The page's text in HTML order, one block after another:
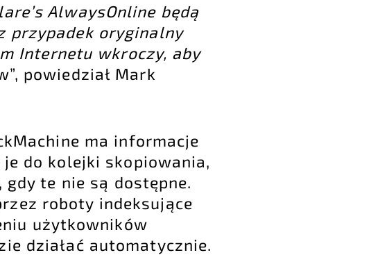
AlwaysOnline będą
przypadek oryginalny
Internetu wkroczy, aby
powiedział Mark
ma informacje
do kolejki skopiowania,
te nie są dostępne.
roboty indeksujące
użytkowników
działać automatycznie.